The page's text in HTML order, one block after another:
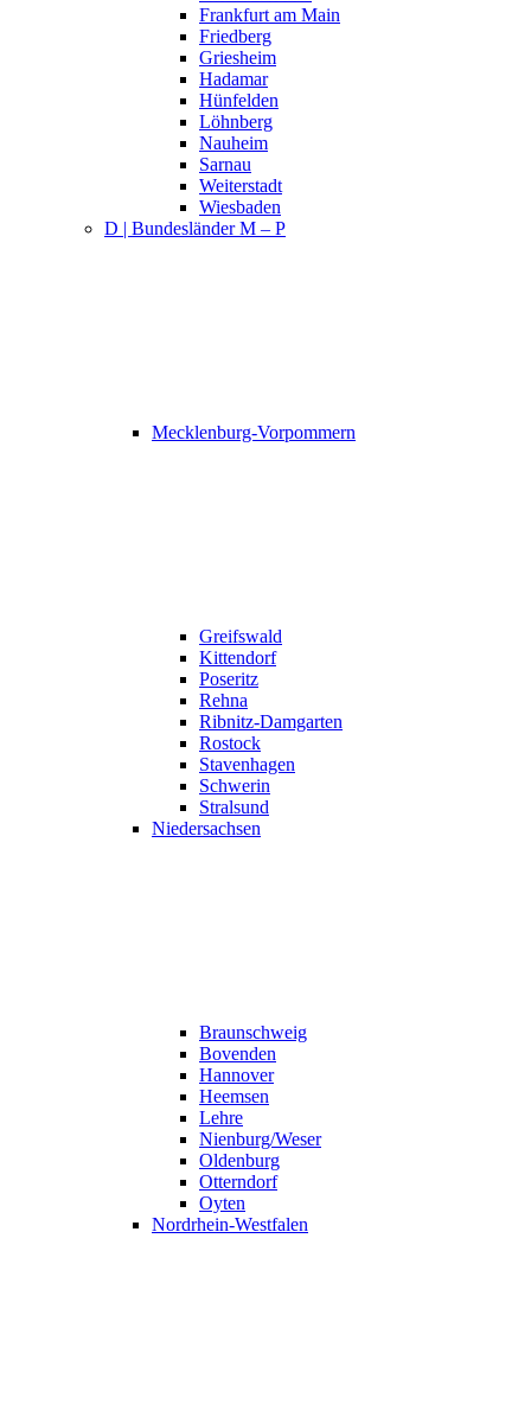
Frankfurt am Main
Friedberg
Griesheim
Hadamar
Hünfelden
Löhnberg
Nauheim
Sarnau
Weiterstadt
Wiesbaden
D | Bundesländer M – P
Mecklenburg-Vorpommern
Greifswald
Kittendorf
Poseritz
Rehna
Ribnitz-Damgarten
Rostock
Stavenhagen
Schwerin
Stralsund
Niedersachsen
Braunschweig
Bovenden
Hannover
Heemsen
Lehre
Nienburg/Weser
Oldenburg
Otterndorf
Oyten
Nordrhein-Westfalen